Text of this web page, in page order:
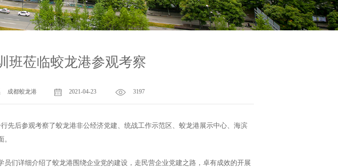
班莅临蛟龙港参观考察
成都蛟龙港 2021-04-23 3197
先后参观考察了蛟龙港非公经济党建、统战工作示范区、蛟龙港展示中心、海滨
们详细介绍了蛟龙港围绕企业党的建设，走民营企业党建之路，卓有成效的开展